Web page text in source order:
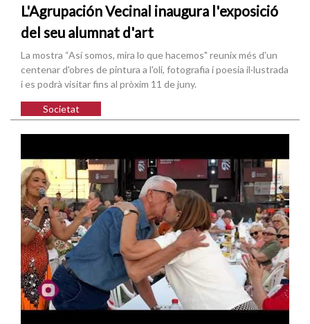
L'Agrupación Vecinal inaugura l'exposició
del seu alumnat d'art
La mostra “Así somos, mira lo que hacemos" reunix més d'un
centenar d'obres de pintura a l'oli, fotografia i poesia il·lustrada
i es podrà visitar fins al pròxim 11 de juny.
Societat